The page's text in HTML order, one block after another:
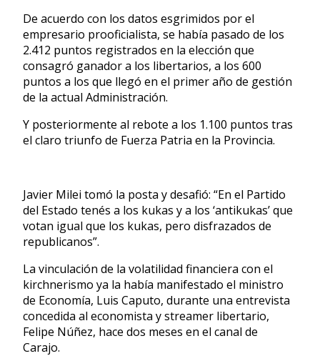
De acuerdo con los datos esgrimidos por el
empresario prooficialista, se había pasado de los
2.412 puntos registrados en la elección que
consagró ganador a los libertarios, a los 600
puntos a los que llegó en el primer año de gestión
de la actual Administración.
Y posteriormente al rebote a los 1.100 puntos tras
el claro triunfo de Fuerza Patria en la Provincia.
Javier Milei tomó la posta y desafió: “En el Partido
del Estado tenés a los kukas y a los ‘antikukas’ que
votan igual que los kukas, pero disfrazados de
republicanos”.
La vinculación de la volatilidad financiera con el
kirchnerismo ya la había manifestado el ministro
de Economía, Luis Caputo, durante una entrevista
concedida al economista y streamer libertario,
Felipe Núñez, hace dos meses en el canal de
Carajo.